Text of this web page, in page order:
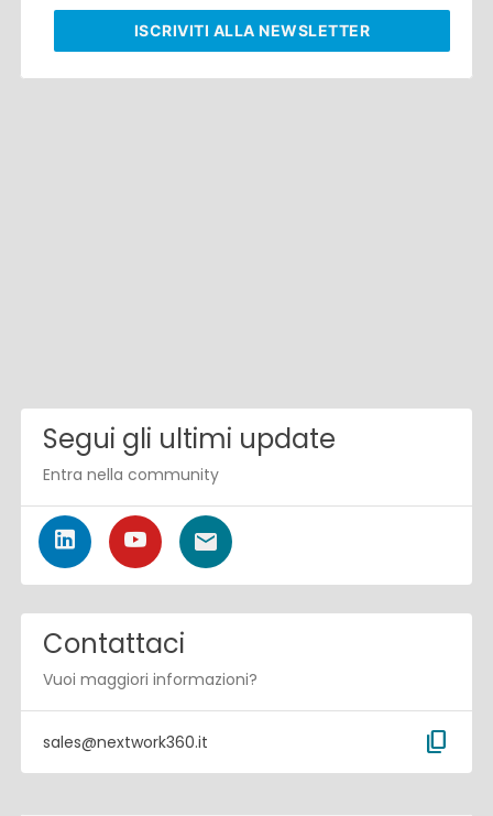
ISCRIVITI ALLA NEWSLETTER
Segui gli ultimi update
Entra nella community
Contattaci
Vuoi maggiori informazioni?
sales@nextwork360.it content_copy